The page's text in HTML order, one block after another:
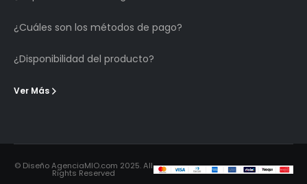
¿Cuáles son los métodos de pago?
¿Disponibilidad del producto?
Ver Más
© Diseño AgenciaMIO.com 2025. All
Rights Reserved